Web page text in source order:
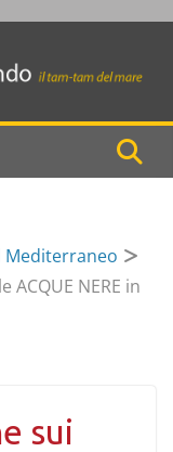
Mediterraneo
ACQUE NERE in
sui